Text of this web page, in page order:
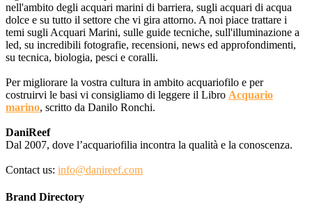
nell'ambito degli acquari marini di barriera, sugli acquari di acqua
dolce e su tutto il settore che vi gira attorno. A noi piace trattare i
temi sugli Acquari Marini, sulle guide tecniche, sull'illuminazione a
led, su incredibili fotografie, recensioni, news ed approfondimenti,
su tecnica, biologia, pesci e coralli.
Per migliorare la vostra cultura in ambito acquariofilo e per
costruirvi le basi vi consigliamo di leggere il Libro Acquario
marino, scritto da Danilo Ronchi.
DaniReef
Dal 2007, dove l’acquariofilia incontra la qualità e la conoscenza.
Contact us: info@danireef.com
Brand Directory